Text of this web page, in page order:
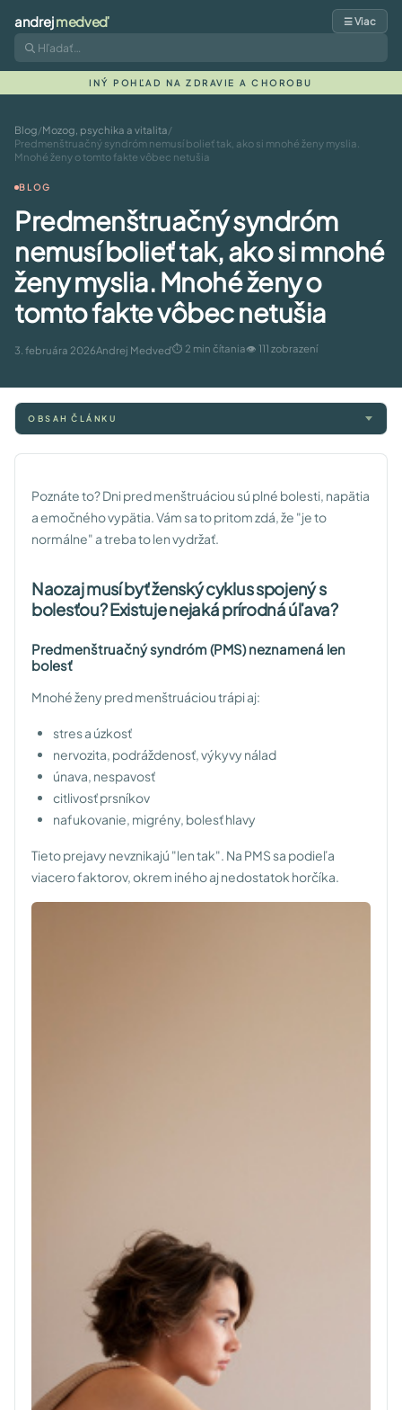
andrejmedveď ☰ Viac
INÝ POHĽAD NA ZDRAVIE A CHOROBU
Blog/Mozog, psychika a vitalita/
Predmenštruačný syndróm nemusí bolieť tak, ako si mnohé ženy myslia.
Mnohé ženy o tomto fakte vôbec netušia
BLOG
Predmenštruačný syndróm
nemusí bolieť tak, ako si mnohé
ženy myslia. Mnohé ženy o
tomto fakte vôbec netušia
3. februára 2026Andrej Medveď⏱ 2 min čítania👁 111 zobrazení
OBSAH ČLÁNKU
Poznáte to? Dni pred menštruáciou sú plné bolesti, napätia
a emočného vypätia. Vám sa to pritom zdá, že "je to
normálne" a treba to len vydržať.
Naozaj musí byť ženský cyklus spojený s
bolesťou? Existuje nejaká prírodná úľava?
Predmenštruačný syndróm (PMS) neznamená len
bolesť
Mnohé ženy pred menštruáciou trápi aj:
stres a úzkosť
nervozita, podráždenosť, výkyvy nálad
únava, nespavosť
citlivosť prsníkov
nafukovanie, migrény, bolesť hlavy
Tieto prejavy nevznikajú "len tak". Na PMS sa podieľa
viacero faktorov, okrem iného aj nedostatok horčíka.